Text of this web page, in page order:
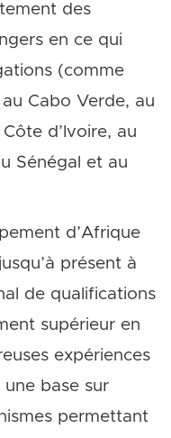
des
en ce qui
(comme
Cabo Verde, au
d’Ivoire, au
Sénégal et au
d’Afrique
présent à
de qualifications
supérieur en
expériences
base sur
permettant